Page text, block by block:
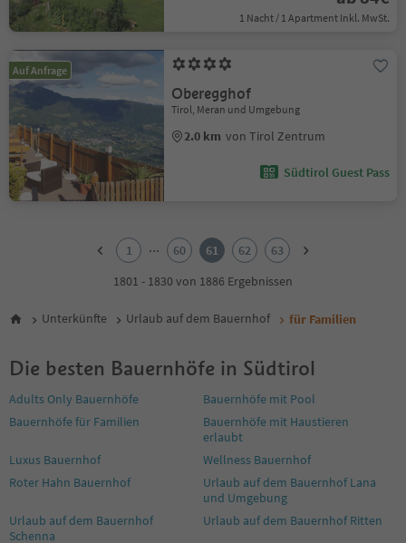
1 Nacht / 1 Apartment Inkl. MwSt.
Auf Anfrage
Oberegghof
Tirol, Meran und Umgebung
2.0 km von Tirol Zentrum
Südtirol Guest Pass
6
9
11
12
14
15
17
18
1 ... 60 61 62
63
1801 - 1830 von 1886 Ergebnissen
Unterkünfte Urlaub auf dem Bauernhof für Familien
Die besten Bauernhöfe in Südtirol
Adults Only Bauernhöfe
Bauernhöfe mit Pool
Bauernhöfe für Familien
Bauernhöfe mit Haustieren
erlaubt
Luxus Bauernhof
Wellness Bauernhof
Roter Hahn Bauernhof
Urlaub auf dem Bauernhof Lana
und Umgebung
Urlaub auf dem Bauernhof
Schenna
Urlaub auf dem Bauernhof Ritten